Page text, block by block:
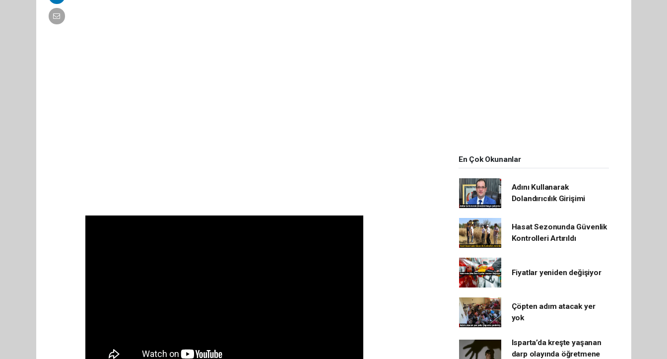
En Çok Okunanlar
Adını Kullanarak
Dolandırıcılık Girişimi
Hasat Sezonunda Güvenlik
Kontrolleri Artırıldı
Fiyatlar yeniden değişiyor
Çöpten adım atacak yer
yok
Isparta’da kreşte yaşanan
darp olayında öğretmene